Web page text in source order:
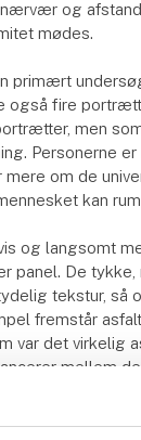
og
mødes.
primært
også fire
men
Personerne er
mere om de
kan
og langsomt
panel. De
tekstur, så
fremstår
var det virkelig
mellem
ofte af et